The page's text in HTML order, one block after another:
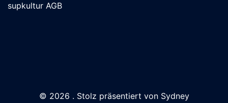
supkultur AGB
© 2026 . Stolz präsentiert von Sydney